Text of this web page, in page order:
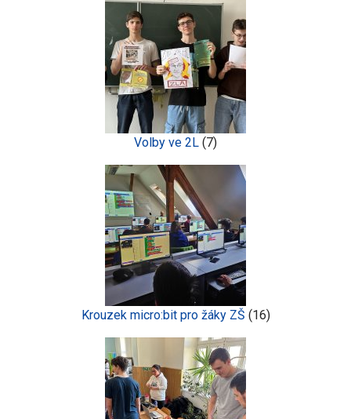
Volby ve 2L (7)
Krouzek micro:bit pro žáky ZŠ (16)